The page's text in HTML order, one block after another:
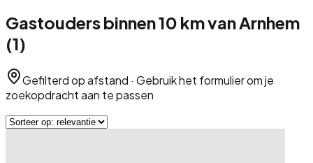
Gastoudersbinnen10 km vanArnhem
(1)
Gefilterd op afstand · Gebruik het formulier om je
zoekopdracht aan te passen